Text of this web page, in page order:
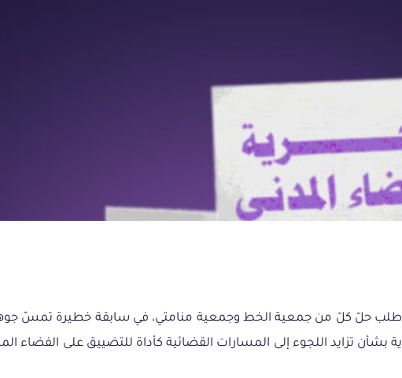
الابتدائية بتونس يوم الإثنين 11 ماي 2026 في ملف طلب حلّ كلّ من جمعية الخط وجمعية منامتي، في
بشأن تزايد اللجوء إلى المسارات القضائية كأداة للتضييق على الفضاء